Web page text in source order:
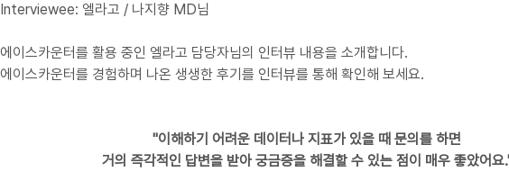
Interviewee: 엘라고 / 나지향 MD님
에이스카운터를 활용 중인 엘라고 담당자님의 인터뷰 내용을 소개합니다.
에이스카운터를 경험하며 나온 생생한 후기를 인터뷰를 통해 확인해 보세요.
"이해하기 어려운 데이터나 지표가 있을 때 문의를 하면
거의 즉각적인 답변을 받아 궁금증을 해결할 수 있는 점이 매우 좋았어요